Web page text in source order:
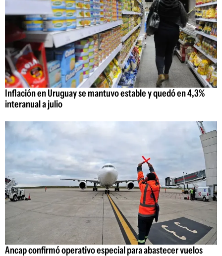
Inflación en Uruguay se mantuvo estable y quedó en 4,3%
interanual a julio
Ancap confirmó operativo especial para abastecer vuelos